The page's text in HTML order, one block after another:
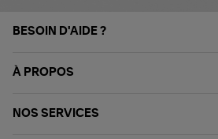
BESOIN D'AIDE ?
À PROPOS
NOS SERVICES